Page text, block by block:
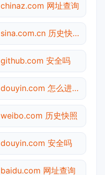
chinaz.com 网址查询
sina.com.cn 历史快照
github.com 安全吗
douyin.com 怎么进入
weibo.com 历史快照
douyin.com 安全吗
baidu.com 网址查询